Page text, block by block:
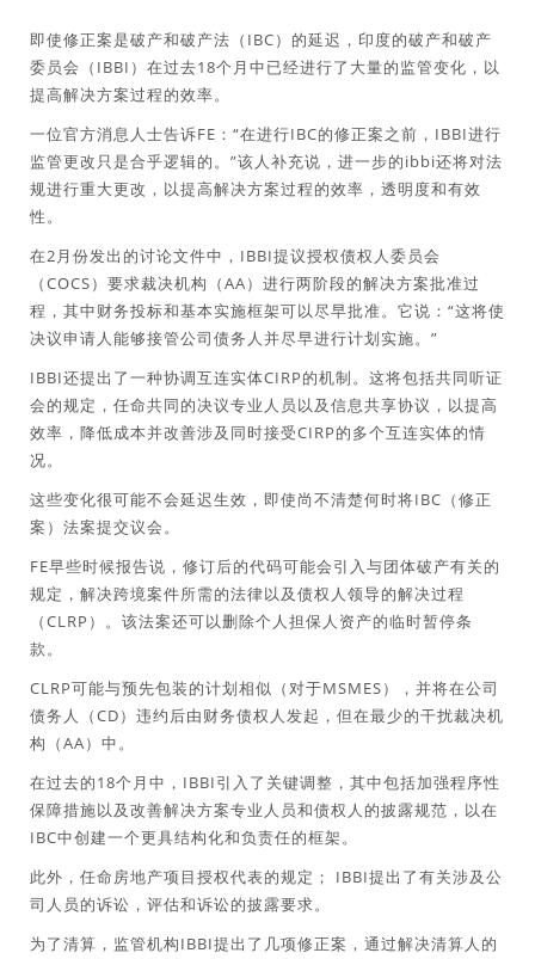
即使修正案是破产和破产法（IBC）的延迟，印度的破产和破产
委员会（IBBI）在过去18个月中已经进行了大量的监管变化，以
提高解决方案过程的效率。
一位官方消息人士告诉FE：“在进行IBC的修正案之前，IBBI进行
监管更改只是合乎逻辑的。”该人补充说，进一步的ibbi还将对法
规进行重大更改，以提高解决方案过程的效率，透明度和有效
性。
在2月份发出的讨论文件中，IBBI提议授权债权人委员会
（COCS）要求裁决机构（AA）进行两阶段的解决方案批准过
程，其中财务投标和基本实施框架可以尽早批准。它说：“这将使
决议申请人能够接管公司债务人并尽早进行计划实施。”
IBBI还提出了一种协调互连实体CIRP的机制。这将包括共同听证
会的规定，任命共同的决议专业人员以及信息共享协议，以提高
效率，降低成本并改善涉及同时接受CIRP的多个互连实体的情
况。
这些变化很可能不会延迟生效，即使尚不清楚何时将IBC（修正
案）法案提交议会。
FE早些时候报告说，修订后的代码可能会引入与团体破产有关的
规定，解决跨境案件所需的法律以及债权人领导的解决过程
（CLRP）。该法案还可以删除个人担保人资产的临时暂停条
款。
CLRP可能与预先包装的计划相似（对于MSMES），并将在公司
债务人（CD）违约后由财务债权人发起，但在最少的干扰裁决机
构（AA）中。
在过去的18个月中，IBBI引入了关键调整，其中包括加强程序性
保障措施以及改善解决方案专业人员和债权人的披露规范，以在
IBC中创建一个更具结构化和负责任的框架。
此外，任命房地产项目授权代表的规定； IBBI提出了有关涉及公
司人员的诉讼，评估和诉讼的披露要求。
为了清算，监管机构IBBI提出了几项修正案，通过解决清算人的